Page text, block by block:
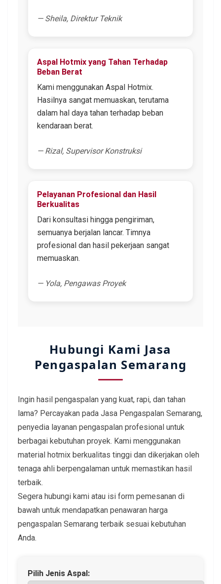
— Sheila, Direktur Teknik
Aspal Hotmix yang Tahan Terhadap
Beban Berat
Kami menggunakan Aspal Hotmix.
Hasilnya sangat memuaskan, terutama
dalam hal daya tahan terhadap beban
kendaraan berat.
— Rizal, Supervisor Konstruksi
Pelayanan Profesional dan Hasil
Berkualitas
Dari konsultasi hingga pengiriman,
semuanya berjalan lancar. Timnya
profesional dan hasil pekerjaan sangat
memuaskan.
— Yola, Pengawas Proyek
Hubungi Kami Jasa
Pengaspalan Semarang
Ingin hasil pengaspalan yang kuat, rapi, dan tahan
lama? Percayakan pada Jasa Pengaspalan Semarang,
penyedia layanan pengaspalan profesional untuk
berbagai kebutuhan proyek. Kami menggunakan
material hotmix berkualitas tinggi dan dikerjakan oleh
tenaga ahli berpengalaman untuk memastikan hasil
terbaik.
Segera hubungi kami atau isi form pemesanan di
bawah untuk mendapatkan penawaran harga
pengaspalan Semarang terbaik sesuai kebutuhan
Anda.
Pilih Jenis Aspal: